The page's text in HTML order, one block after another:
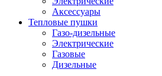
Аксессуары
Тепловые пушки
Газо-дизельные
Электрические
Газовые
Дизельные